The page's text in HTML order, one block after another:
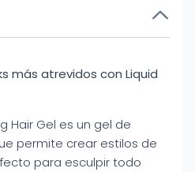
más atrevidos con Liquid
Hair Gel es un gel de
permite crear estilos de
para esculpir todo